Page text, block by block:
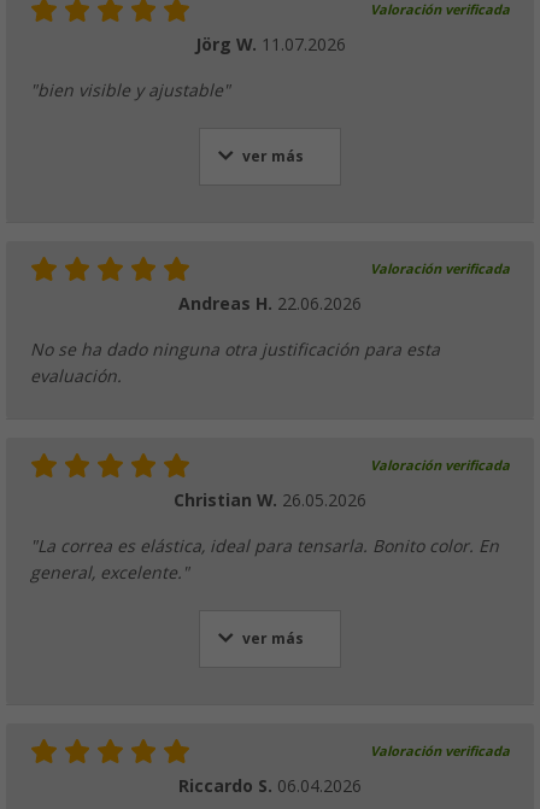
Valoración verificada
Jörg W. 11.07.2026
"bien visible y ajustable"
ver más
Valoración verificada
Andreas H. 22.06.2026
No se ha dado ninguna otra justificación para esta
evaluación.
Valoración verificada
Christian W. 26.05.2026
"La correa es elástica, ideal para tensarla. Bonito color. En
general, excelente."
ver más
Valoración verificada
Riccardo S. 06.04.2026